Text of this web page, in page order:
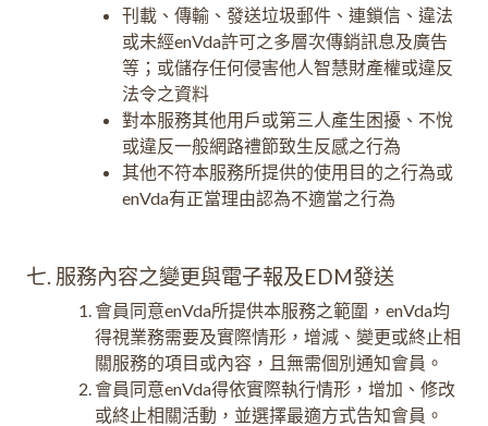
刊載、傳輸、發送垃圾郵件、連鎖信、違法
或未經enVda許可之多層次傳銷訊息及廣告
等；或儲存任何侵害他人智慧財產權或違反
法令之資料
對本服務其他用戶或第三人產生困擾、不悅
或違反一般網路禮節致生反感之行為
其他不符本服務所提供的使用目的之行為或
enVda有正當理由認為不適當之行為
七. 服務內容之變更與電子報及EDM發送
會員同意enVda所提供本服務之範圍，enVda均
得視業務需要及實際情形，增減、變更或終止相
關服務的項目或內容，且無需個別通知會員。
會員同意enVda得依實際執行情形，增加、修改
或終止相關活動，並選擇最適方式告知會員。